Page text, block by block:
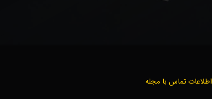
اطلاعات تماس با مجله